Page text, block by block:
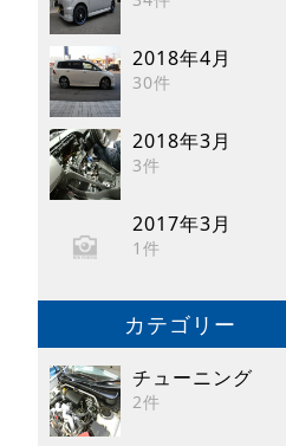
2018年4月
30件
2018年3月
3件
2017年3月
1件
カテゴリー
チューニング
2件